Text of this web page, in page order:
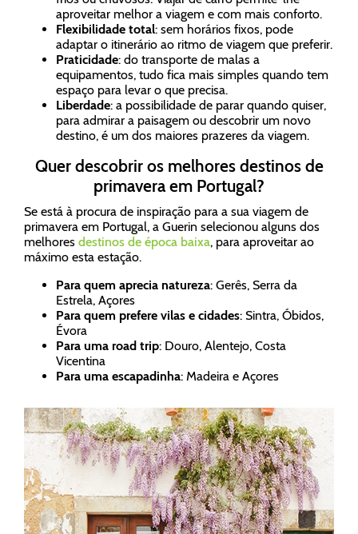
aproveitar melhor a viagem e com mais conforto.
Flexibilidade total: sem horários fixos, pode
adaptar o itinerário ao ritmo de viagem que preferir.
Praticidade: do transporte de malas a
equipamentos, tudo fica mais simples quando tem
espaço para levar o que precisa.
Liberdade: a possibilidade de parar quando quiser,
para admirar a paisagem ou descobrir um novo
destino, é um dos maiores prazeres da viagem.
Quer descobrir os melhores destinos de
primavera em Portugal?
Se está à procura de inspiração para a sua viagem de
primavera em Portugal, a Guerin selecionou alguns dos
melhores destinos de época baixa, para aproveitar ao
máximo esta estação.
Para quem aprecia natureza: Gerês, Serra da
Estrela, Açores
Para quem prefere vilas e cidades: Sintra, Óbidos,
Évora
Para uma road trip: Douro, Alentejo, Costa
Vicentina
Para uma escapadinha: Madeira e Açores